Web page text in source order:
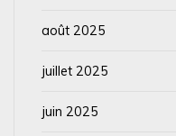
août 2025
juillet 2025
juin 2025